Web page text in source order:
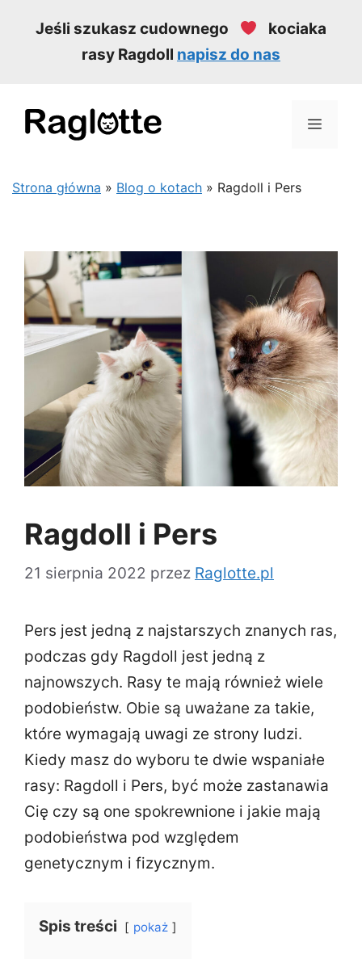
Jeśli szukasz cudownego
kociaka
rasy Ragdoll napisz do nas
Strona główna » Blog o kotach » Ragdoll i Pers
Ragdoll i Pers
21 sierpnia 2022 przez Raglotte.pl
Pers jest jedną z najstarszych znanych ras,
podczas gdy Ragdoll jest jedną z
najnowszych. Rasy te mają również wiele
podobieństw. Obie są uważane za takie,
które wymagają uwagi ze strony ludzi.
Kiedy masz do wyboru te dwie wspaniałe
rasy: Ragdoll i Pers, być może zastanawia
Cię czy są one spokrewnione i jakie mają
podobieństwa pod względem
genetycznym i fizycznym.
Spis treści pokaż